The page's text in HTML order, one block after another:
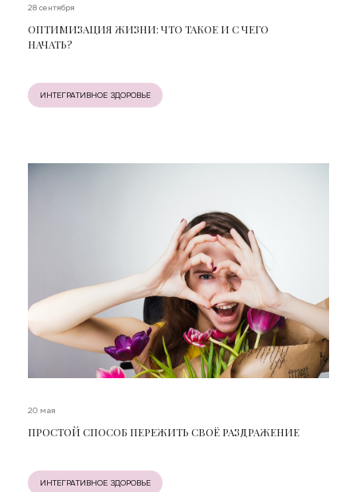
28 сентября
ОПТИМИЗАЦИЯ ЖИЗНИ: ЧТО ТАКОЕ И С ЧЕГО
НАЧАТЬ?
ИНТЕГРАТИВНОЕ ЗДОРОВЬЕ
20 мая
ПРОСТОЙ СПОСОБ ПЕРЕЖИТЬ СВОЁ РАЗДРАЖЕНИЕ
ИНТЕГРАТИВНОЕ ЗДОРОВЬЕ